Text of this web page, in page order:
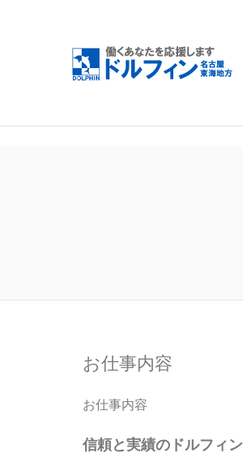
お仕事内容
お仕事内容
信頼と実績のドルフィン